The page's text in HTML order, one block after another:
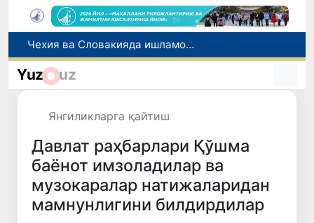
Боланинг фамилиясига отасининг исмини беришга рухсат берилади
Беҳруз Каримов фаолиятини Швейцариянинг «Лугано» клубида давом эттиради
Yuz uz
Янгиликларга қайтиш
Давлат раҳбарлари Қўшма
баёнот имзоладилар ва
музокаралар натижаларидан
мамнунлигини билдирдилар